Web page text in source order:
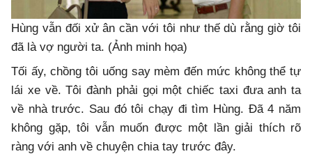
Hùng vẫn đối xử ân cần với tôi như thế dù rằng giờ tôi
đã là vợ người ta. (Ảnh minh họa)
Tối ấy, chồng tôi uống say mèm đến mức không thể tự
lái xe về. Tôi đành phải gọi một chiếc taxi đưa anh ta
về nhà trước. Sau đó tôi chạy đi tìm Hùng. Đã 4 năm
không gặp, tôi vẫn muốn được một lần giải thích rõ
ràng với anh về chuyện chia tay trước đây.